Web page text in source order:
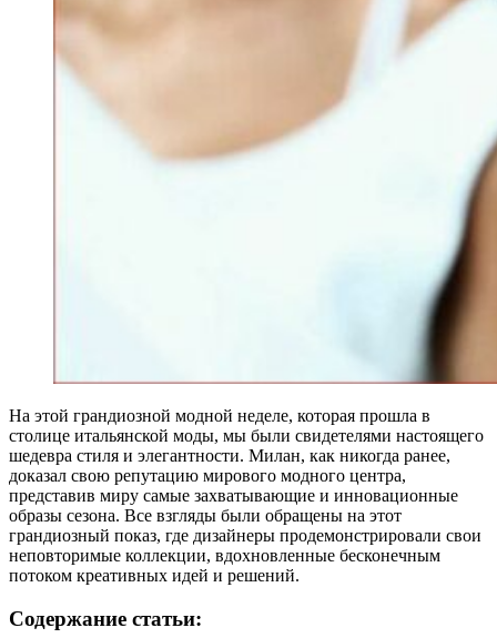
На этой грандиозной модной неделе, которая прошла в
столице итальянской моды, мы были свидетелями настоящего
шедевра стиля и элегантности. Милан, как никогда ранее,
доказал свою репутацию мирового модного центра,
представив миру самые захватывающие и инновационные
образы сезона. Все взгляды были обращены на этот
грандиозный показ, где дизайнеры продемонстрировали свои
неповторимые коллекции, вдохновленные бесконечным
потоком креативных идей и решений.
Содержание статьи: